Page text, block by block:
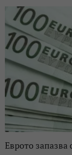
Еврото запазва